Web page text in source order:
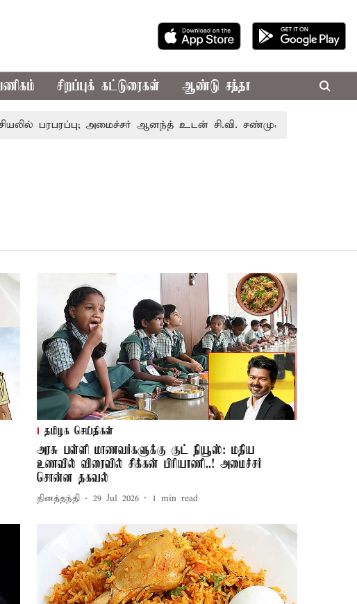
சிறப்புக் கட்டுரைகள் ஆண்டு சந்தா
பரபரப்பு; அமைச்சர் ஆனந்த் உடன் சி.வி. சண்முகம், வேலுமணி சந்திப்பு
தமிழக செய்திகள்
அரசு பள்ளி மாணவர்களுக்கு குட் நியூஸ்: மதிய
உணவில் விரைவில் சிக்கன் பிரியாணி..! அமைச்சர்
சொன்ன தகவல்
தினத்தந்தி 29 Jul 2026 1 min read